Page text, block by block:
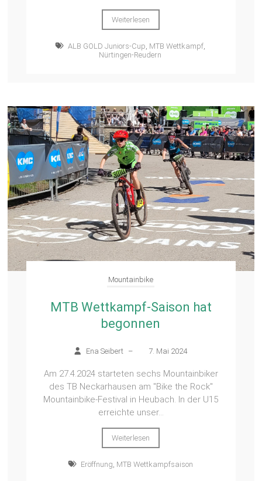
Weiterlesen
ALB GOLD Juniors-Cup MTB Wettkampf
Nürtingen-Reudern
Mountainbike
MTB Wettkampf-Saison hat
begonnen
Ena Seibert – 7. Mai 2024
Am 27.4.2024 starteten sechs Mountainbiker
des TB Neckarhausen am "Bike the Rock"
Mountainbike-Festival in Heubach. In der U15
erreichte unser...
Weiterlesen
Eröffnung MTB Wettkampfsaison